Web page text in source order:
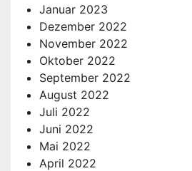
Januar 2023
Dezember 2022
November 2022
Oktober 2022
September 2022
August 2022
Juli 2022
Juni 2022
Mai 2022
April 2022